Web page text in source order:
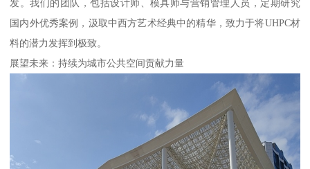
发。我们的团队，包括设计师、模具师与营销管理人员，定期研究
国内外优秀案例，汲取中西方艺术经典中的精华，致力于将UHPC材
料的潜力发挥到极致。
展望未来：持续为城市公共空间贡献力量